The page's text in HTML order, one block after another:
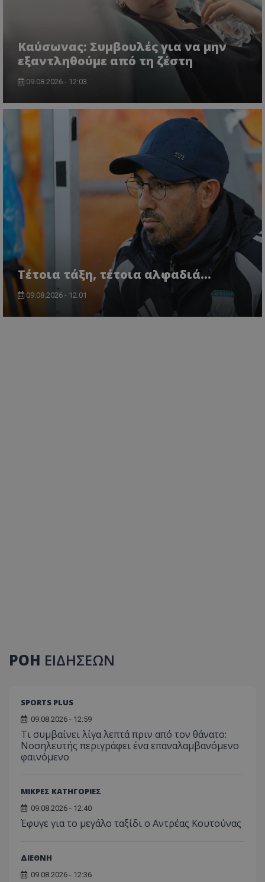
Kαύσωνας: Συμβουλές για να μην
εξαντληθούμε από τη ζέστη
09.08.2026 - 12:03
Τέτοια τάξη, τέτοια αλφαδιά...
09.08.2026 - 12:01
ΡΟΗ ΕΙΔΗΣΕΩΝ
SPORTS PLUS
09.08.2026 - 12:59
Τι συμβαίνει λίγα λεπτά πριν από τον θάνατο:
Νοσηλευτής περιγράφει ένα επαναλαμβανόμενο
φαινόμενο
ΜΙΚΡΕΣ ΚΑΤΗΓΟΡΙΕΣ
09.08.2026 - 12:40
Έφυγε για το μεγάλο ταξίδι ο Αντρέας Κουτούνας
ΔΙΕΘΝΗ
09.08.2026 - 12:36